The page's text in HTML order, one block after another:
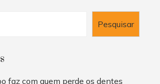
Pesquisar
faz com quem perde os dentes